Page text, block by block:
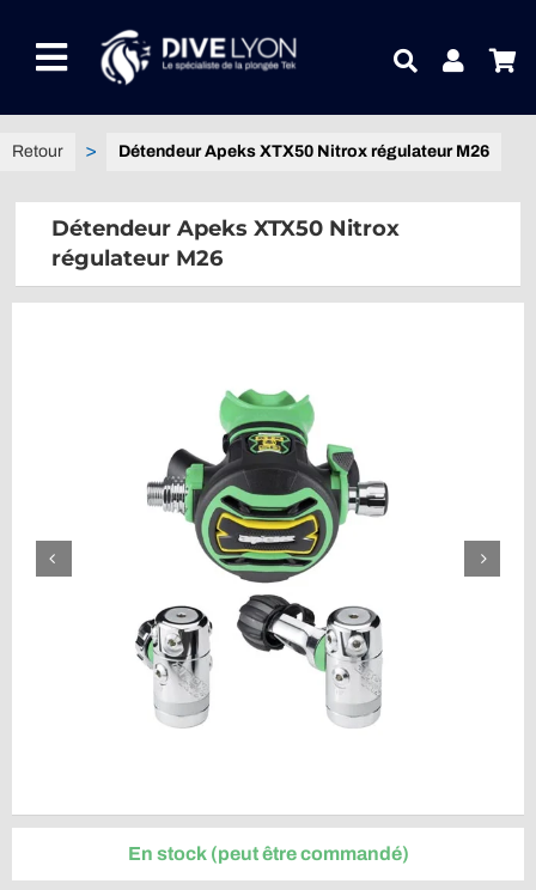
contenuToggle
Navigation
NOTRE UNIVERS PRODUITS
CONTACTEZ-NOUS
Détendeur Apeks XTX50 Nitrox régulateur M26
Détendeur Apeks XTX50 Nitrox
régulateur M26
En stock (peut être commandé)